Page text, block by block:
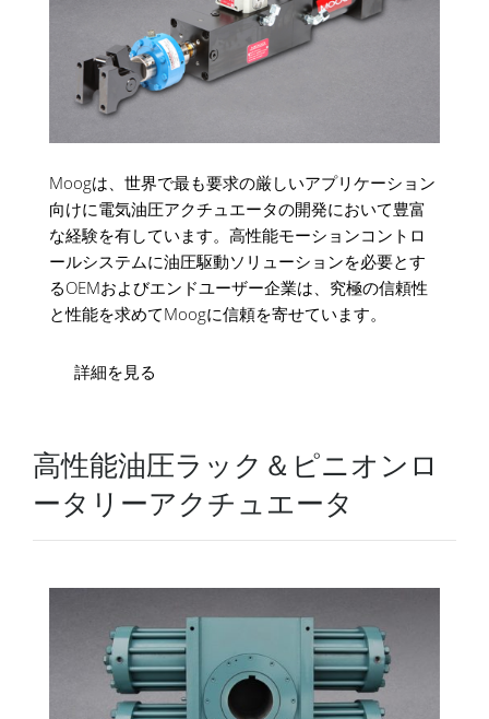
Moogは、世界で最も要求の厳しいアプリケーション
向けに電気油圧アクチュエータの開発において豊富
な経験を有しています。高性能モーションコントロ
ールシステムに油圧駆動ソリューションを必要とす
るOEMおよびエンドユーザー企業は、究極の信頼性
と性能を求めてMoogに信頼を寄せています。
詳細を見る
高性能油圧ラック＆ピニオンロ
ータリーアクチュエータ